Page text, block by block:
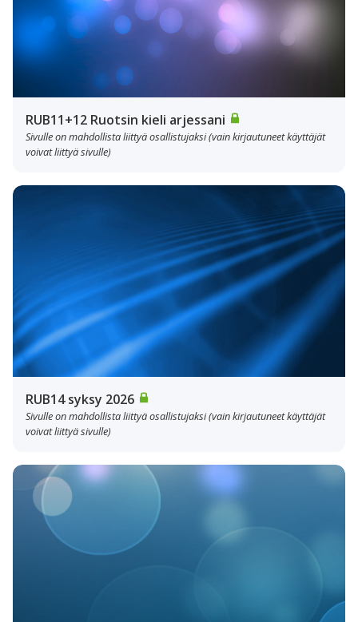
RUB11+12 Ruotsin kieli arjessani
Sivulle on mahdollista liittyä osallistujaksi (vain kirjautuneet käyttäjät
voivat liittyä sivulle)
RUB14 syksy 2026
Sivulle on mahdollista liittyä osallistujaksi (vain kirjautuneet käyttäjät
voivat liittyä sivulle)